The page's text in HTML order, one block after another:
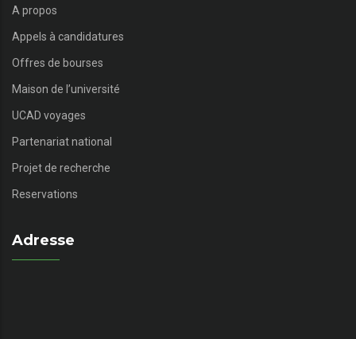
A propos
Appels à candidatures
Offres de bourses
Maison de l’université
UCAD voyages
Partenariat national
Projet de recherche
Reservations
Adresse